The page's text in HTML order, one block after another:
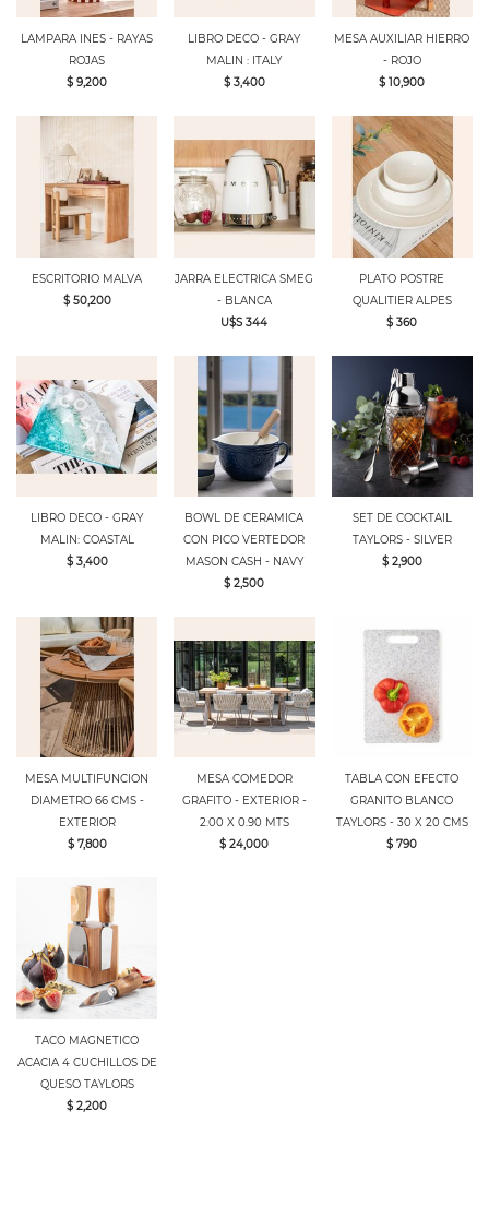
LAMPARA INES - RAYAS
ROJAS
$ 9,200
LIBRO DECO - GRAY
MALIN : ITALY
$ 3,400
MESA AUXILIAR HIERRO
- ROJO
$ 10,900
ESCRITORIO MALVA
$ 50,200
JARRA ELECTRICA SMEG
- BLANCA
U$S 344
PLATO POSTRE
QUALITIER ALPES
$ 360
LIBRO DECO - GRAY
MALIN: COASTAL
$ 3,400
BOWL DE CERAMICA
CON PICO VERTEDOR
MASON CASH - NAVY
$ 2,500
SET DE COCKTAIL
TAYLORS - SILVER
$ 2,900
MESA MULTIFUNCION
DIAMETRO 66 CMS -
EXTERIOR
$ 7,800
MESA COMEDOR
GRAFITO - EXTERIOR -
2.00 X 0.90 MTS
$ 24,000
TABLA CON EFECTO
GRANITO BLANCO
TAYLORS - 30 X 20 CMS
$ 790
TACO MAGNETICO
ACACIA 4 CUCHILLOS DE
QUESO TAYLORS
$ 2,200